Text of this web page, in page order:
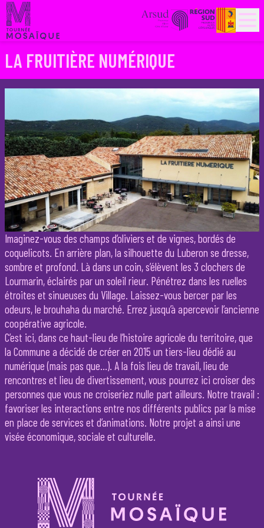
PARTENAIRES
HISTORIQUE
LA FRUITIÈRE NUMÉRIQUE
Imaginez-vous des champs d’oliviers et de vignes, bordés de
coquelicots. En arrière plan, la silhouette du Luberon se dresse,
sombre et profond. Là dans un coin, s’élèvent les 3 clochers de
Lourmarin, éclairés par un soleil rieur. Pénétrez dans les ruelles
étroites et sinueuses du Village. Laissez-vous bercer par les
odeurs, le brouhaha du marché. Errez jusqu’à apercevoir l’ancienne
coopérative agricole.
C’est ici, dans ce haut-lieu de l’histoire agricole du territoire, que
la Commune a décidé de créer en 2015 un tiers-lieu dédié au
numérique (mais pas que…). A la fois lieu de travail, lieu de
rencontres et lieu de divertissement, vous pourrez ici croiser des
personnes que vous ne croiseriez nulle part ailleurs. Notre travail :
favoriser les interactions entre nos différents publics par la mise
en place de services et d’animations. Notre projet a ainsi une
visée économique, sociale et culturelle.